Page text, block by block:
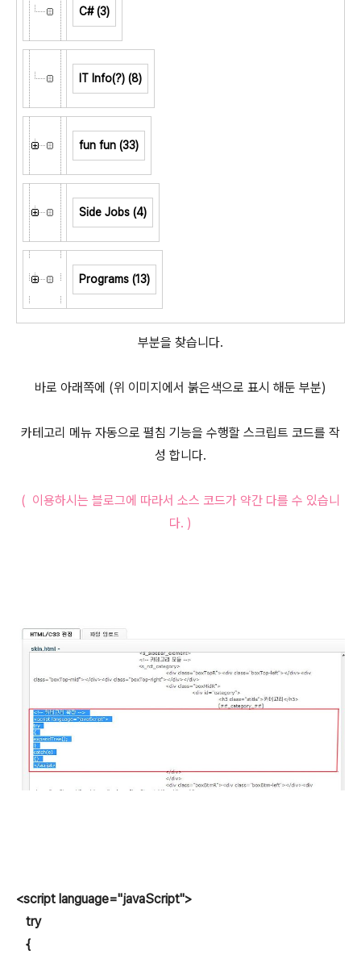
C#(3)
IT Info(?) (8)
fun fun (33)
Side Jobs (4)
Programs (13)
부분을 찾습니다.
바로 아래쪽에 (위 이미지에서 붉은색으로 표시 해둔 부분)
카테고리 메뉴 자동으로 펼침 기능을 수행할 스크립트 코드를 작
성 합니다.
( 이용하시는 블로그에 따라서 소스 코드가 약간 다를 수 있습니
다. )
<script language="javaScript">
try
{